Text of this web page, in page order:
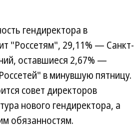
гендиректора в
"Россетям", 29,11% — Санкт-
оставшиеся 2,67% —
в минувшую пятницу.
совет директоров
нового гендиректора, а
обязанностям.